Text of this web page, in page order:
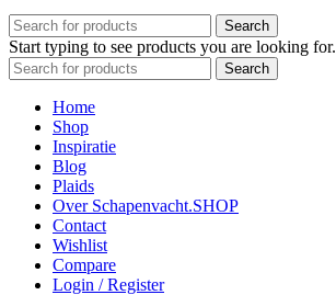
Search
Start typing to see products you are looking for.
Search
Home
Shop
Inspiratie
Blog
Plaids
Over Schapenvacht.SHOP
Contact
Wishlist
Compare
Login / Register